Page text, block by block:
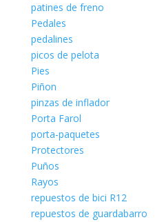
patines de freno
Pedales
pedalines
picos de pelota
Pies
Piñon
pinzas de inflador
Porta Farol
porta-paquetes
Protectores
Puños
Rayos
repuestos de bici R12
repuestos de guardabarro